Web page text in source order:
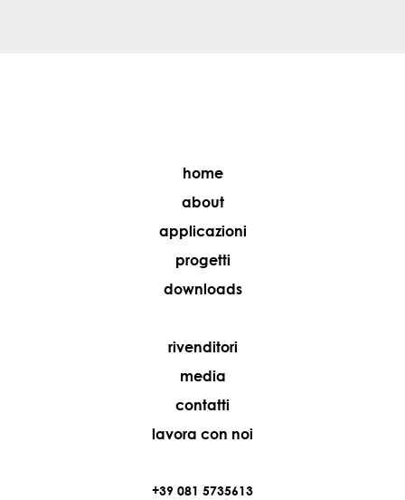
home
about
applicazioni
progetti
downloads
rivenditori
media
contatti
lavora con noi
+39 081 5735613